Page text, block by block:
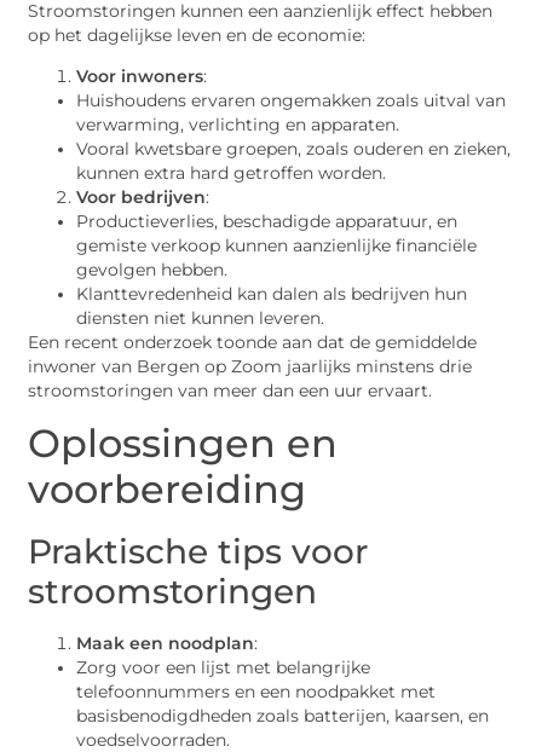
Stroomstoringen kunnen een aanzienlijk effect hebben
op het dagelijkse leven en de economie:
Voor inwoners:
Huishoudens ervaren ongemakken zoals uitval van
verwarming, verlichting en apparaten.
Vooral kwetsbare groepen, zoals ouderen en zieken,
kunnen extra hard getroffen worden.
Voor bedrijven:
Productieverlies, beschadigde apparatuur, en
gemiste verkoop kunnen aanzienlijke financiële
gevolgen hebben.
Klanttevredenheid kan dalen als bedrijven hun
diensten niet kunnen leveren.
Een recent onderzoek toonde aan dat de gemiddelde
inwoner van Bergen op Zoom jaarlijks minstens drie
stroomstoringen van meer dan een uur ervaart.
Oplossingen en
voorbereiding
Praktische tips voor
stroomstoringen
Maak een noodplan:
Zorg voor een lijst met belangrijke
telefoonnummers en een noodpakket met
basisbenodigdheden zoals batterijen, kaarsen, en
voedselvoorraden.